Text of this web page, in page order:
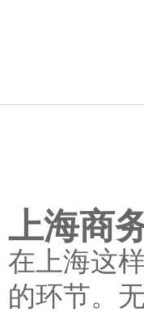
上海商
在上海这
的环节。